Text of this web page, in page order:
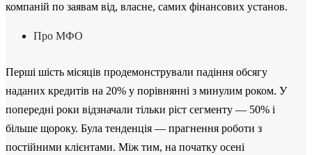
компаній по заявам від, власне, самих фінансових установ.
Про МФО
Перші шість місяців продемонстрували падіння обсягу
наданих кредитів на 20% у порівнянні з минулим роком. У
попередні роки відзначали тільки ріст сегменту — 50% і
більше щороку. Була тенденція — прагнення роботи з
постійними клієнтами. Між тим, на початку осені